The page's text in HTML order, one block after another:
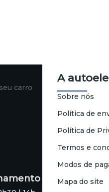
carro
A
Sobre nós
Política de
Política de
Termos e
Modos de
Mapa do site